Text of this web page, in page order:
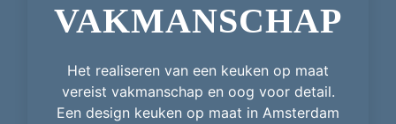
VAKMANSCHAP
Het realiseren van een keuken op maat
vereist vakmanschap en oog voor detail.
Een design keuken op maat in Amsterdam